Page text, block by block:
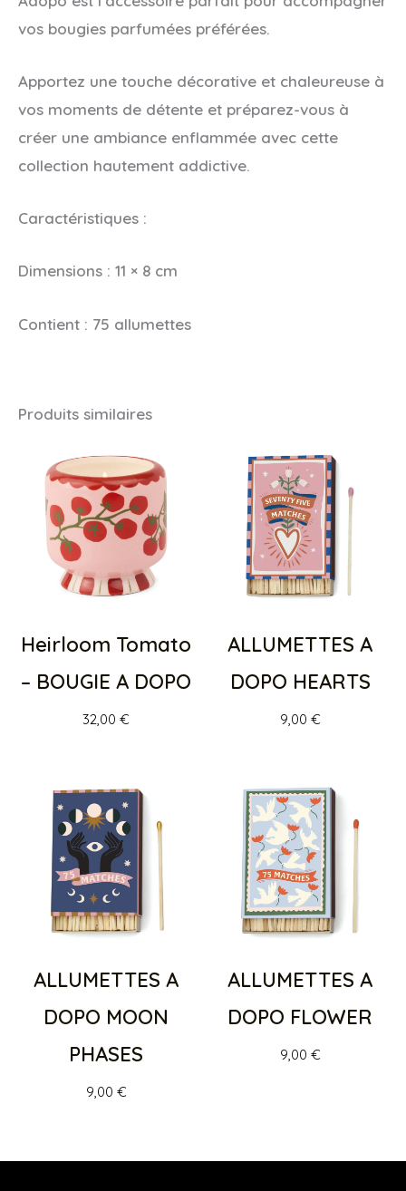
vos bougies parfumées préférées.
Apportez une touche décorative et chaleureuse à
vos moments de détente et préparez-vous à
créer une ambiance enflammée avec cette
collection hautement addictive.
Caractéristiques :
Dimensions : 11 × 8 cm
Contient : 75 allumettes
Produits similaires
Heirloom Tomato
– BOUGIE A DOPO
32,00 €
ALLUMETTES A
DOPO HEARTS
9,00 €
ALLUMETTES A
DOPO MOON
PHASES
9,00 €
ALLUMETTES A
DOPO FLOWER
9,00 €